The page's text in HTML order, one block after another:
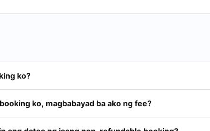
ko?
ko, magbabayad ba ako ng fee?